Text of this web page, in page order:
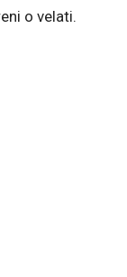
o velati.